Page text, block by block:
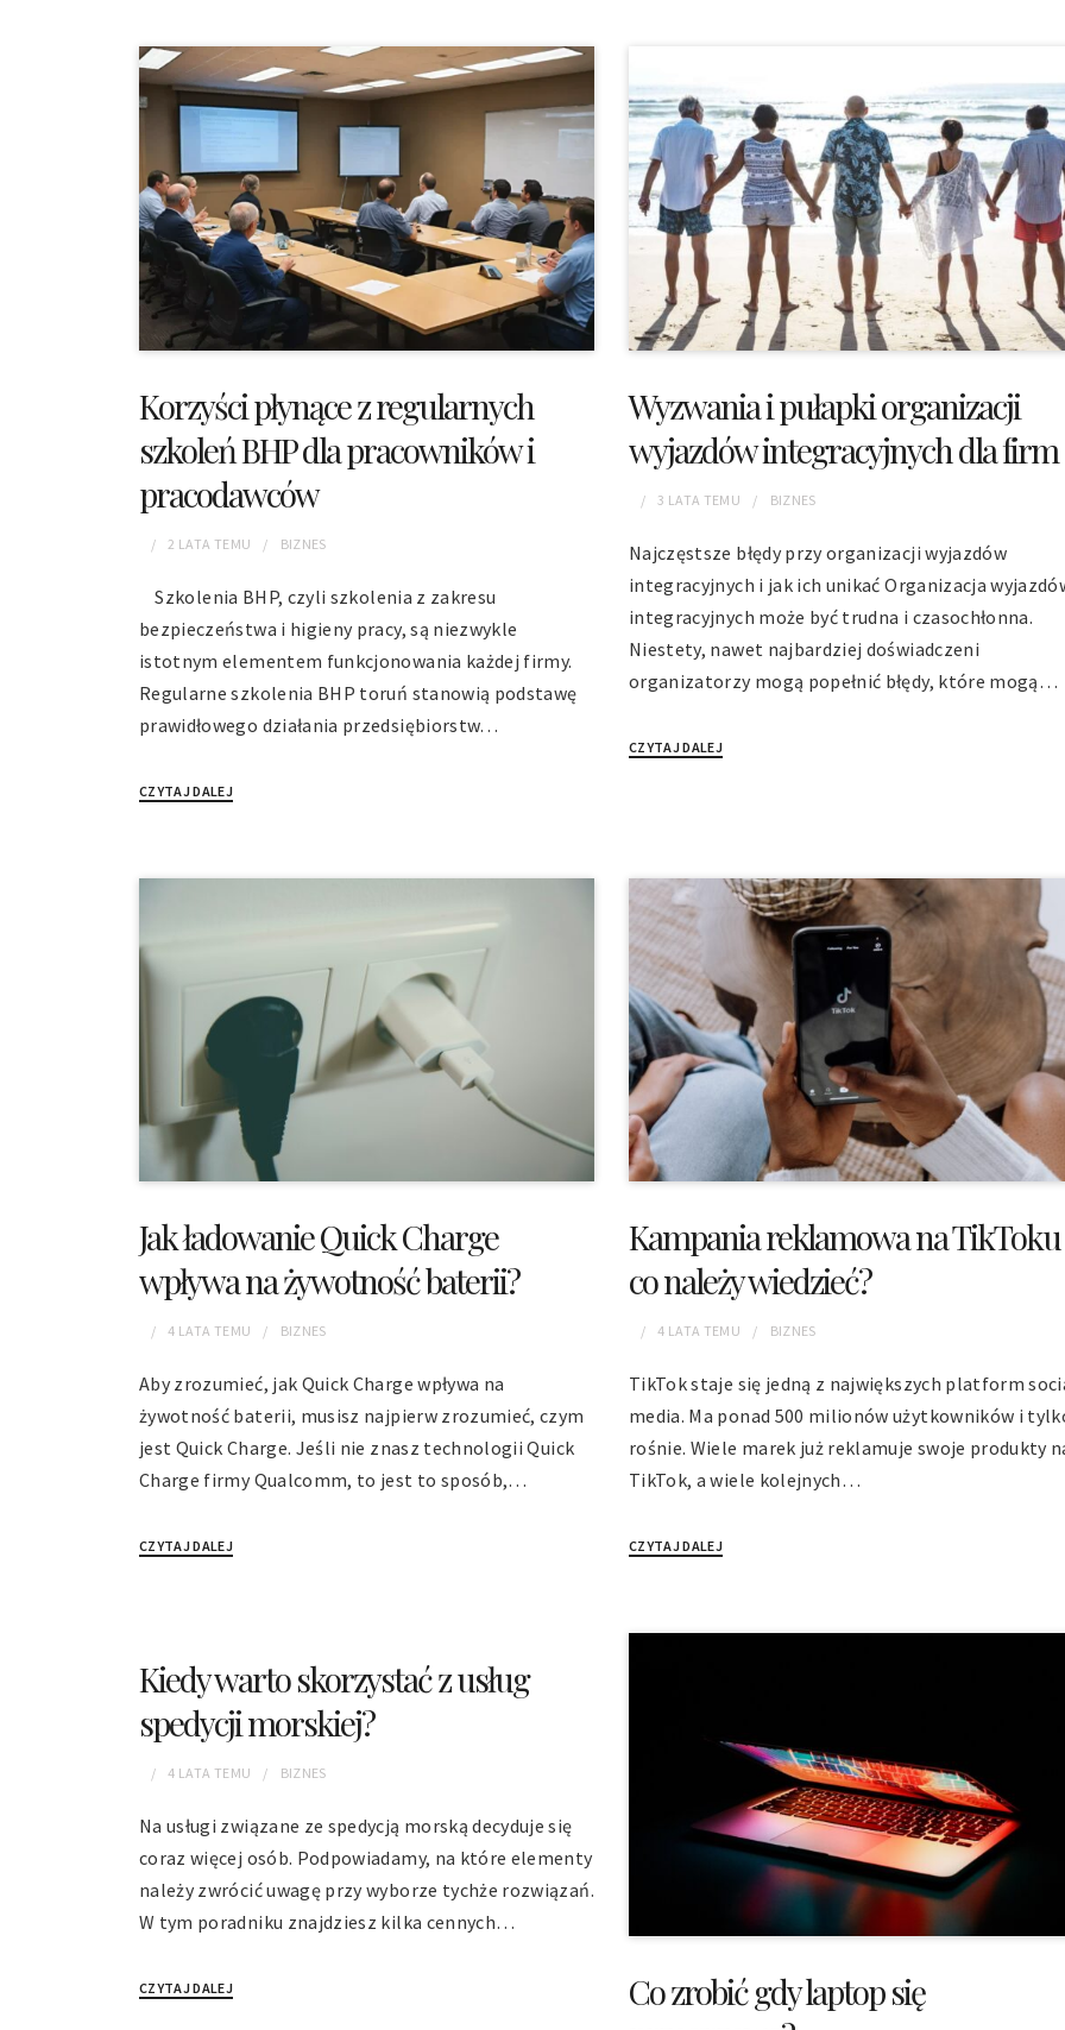
Korzyści płynące z regularnych
szkoleń BHP dla pracowników i
pracodawców
2 LATA TEMU BIZNES
Szkolenia BHP, czyli szkolenia z zakresu
bezpieczeństwa i higieny pracy, są niezwykle
istotnym elementem funkcjonowania każdej firmy.
Regularne szkolenia BHP toruń stanowią podstawę
prawidłowego działania przedsiębiorstw…
CZYTAJ DALEJ
Wyzwania i pułapki organizacji
wyjazdów integracyjnych dla firm
3 LATA TEMU BIZNES
Najczęstsze błędy przy organizacji wyjazdów
integracyjnych i jak ich unikać Organizacja
integracyjnych może być trudna i czasochłonna.
Niestety, nawet najbardziej doświadczeni
organizatorzy mogą popełnić błędy, które mogą…
CZYTAJ DALEJ
Jak ładowanie Quick Charge
wpływa na żywotność baterii?
4 LATA TEMU BIZNES
Aby zrozumieć, jak Quick Charge wpływa na
żywotność baterii, musisz najpierw zrozumieć, czym
jest Quick Charge. Jeśli nie znasz technologii Quick
Charge firmy Qualcomm, to jest to sposób,…
CZYTAJ DALEJ
Kampania reklamowa na
co należy wiedzieć?
4 LATA TEMU BIZNES
TikTok staje się jedną z największych platform
media. Ma ponad 500 milionów użytkowników i
rośnie. Wiele marek już reklamuje swoje produkty
TikTok, a wiele kolejnych…
CZYTAJ DALEJ
Kiedy warto skorzystać z usług
spedycji morskiej?
4 LATA TEMU BIZNES
Na usługi związane ze spedycją morską decyduje się
coraz więcej osób. Podpowiadamy, na które elementy
należy zwrócić uwagę przy wyborze tychże rozwiązań.
W tym poradniku znajdziesz kilka cennych…
CZYTAJ DALEJ
Co zrobić gdy laptop się